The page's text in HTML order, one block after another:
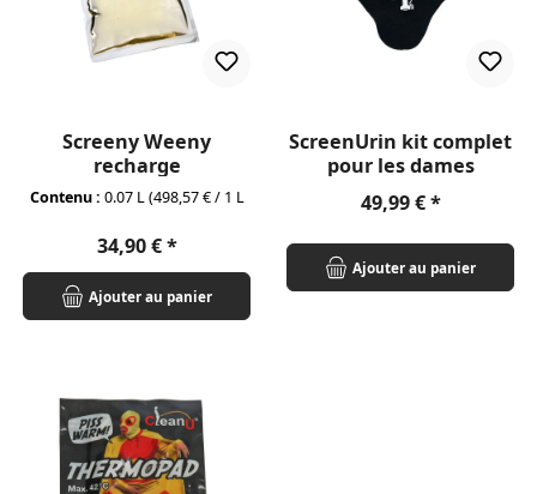
Screeny Weeny
recharge
Contenu : 0.07 L(498,57 € / 1 L
Prix régulier :
34,90 €
Ajouter au panier
ScreenUrin kit complet
pour les dames
Prix régulier :
49,99 €
Ajouter au panier